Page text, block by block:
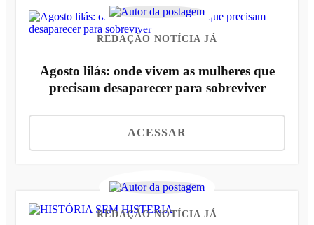
REDAÇÃO NOTÍCIA JÁ
Agosto lilás: onde vivem as mulheres que
precisam desaparecer para sobreviver
ACESSAR
REDAÇÃO NOTÍCIA JÁ